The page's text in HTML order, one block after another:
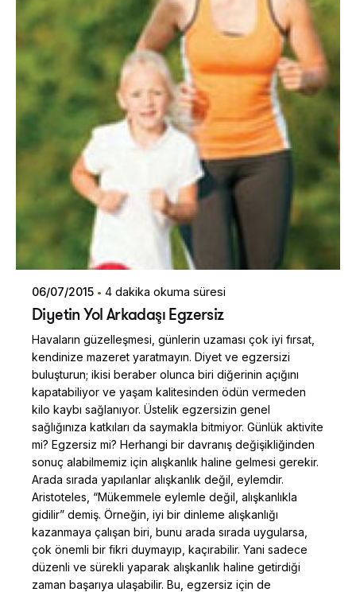
06/07/2015 4 dakika okuma süresi
Diyetin Yol Arkadaşı Egzersiz
Havaların güzelleşmesi, günlerin uzaması çok iyi fırsat,
kendinize mazeret yaratmayın. Diyet ve egzersizi
buluşturun; ikisi beraber olunca biri diğerinin açığını
kapatabiliyor ve yaşam kalitesinden ödün vermeden
kilo kaybı sağlanıyor. Üstelik egzersizin genel
sağlığınıza katkıları da saymakla bitmiyor. Günlük aktivite
mi? Egzersiz mi? Herhangi bir davranış değişikliğinden
sonuç alabilmemiz için alışkanlık haline gelmesi gerekir.
Arada sırada yapılanlar alışkanlık değil, eylemdir.
Aristoteles, “Mükemmele eylemle değil, alışkanlıkla
gidilir” demiş. Örneğin, iyi bir dinleme alışkanlığı
kazanmaya çalışan biri, bunu arada sırada uygularsa,
çok önemli bir fikri duymayıp, kaçırabilir. Yani sadece
düzenli ve sürekli yaparak alışkanlık haline getirdiği
zaman başarıya ulaşabilir. Bu, egzersiz için de